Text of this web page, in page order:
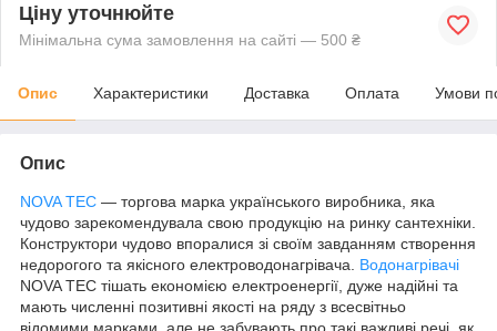
Ціну уточнюйте
Мінімальна сума замовлення на сайті — 500 ₴
Опис Характеристики Доставка Оплата Умови
Опис
NOVA TEC — торгова марка українського виробника, яка
чудово зарекомендувала свою продукцію на ринку сантехніки.
Конструктори чудово впоралися зі своїм завданням створення
недорогого та якісного електроводонагрівача. Водонагрівачі
NOVA TEC тішать економією електроенергії, дуже надійні та
мають численні позитивні якості на ряду з всесвітньо
відомими марками, але не забувають про такі важливі речі, як